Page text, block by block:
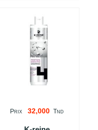
PRIX 32,000 TND